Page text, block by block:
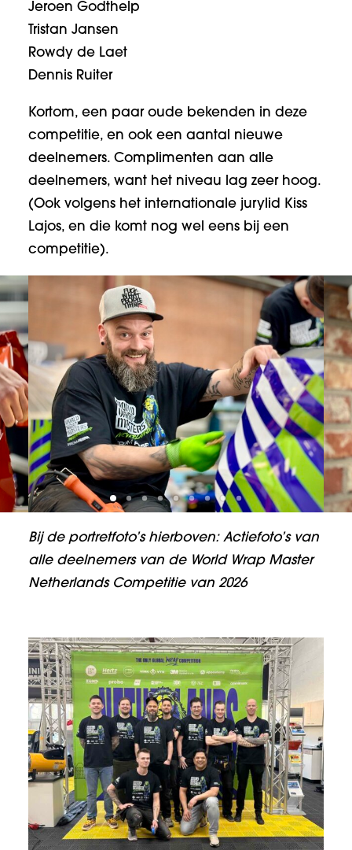
Jeroen Godthelp
Tristan Jansen
Rowdy de Laet
Dennis Ruiter
Kortom, een paar oude bekenden in deze
competitie, en ook een aantal nieuwe
deelnemers. Complimenten aan alle
deelnemers, want het niveau lag zeer hoog.
(Ook volgens het internationale jurylid Kiss
Lajos, en die komt nog wel eens bij een
competitie).
Bij de portretfoto’s hierboven: Actiefoto’s van
alle deelnemers van de World Wrap Master
Netherlands Competitie van 2026